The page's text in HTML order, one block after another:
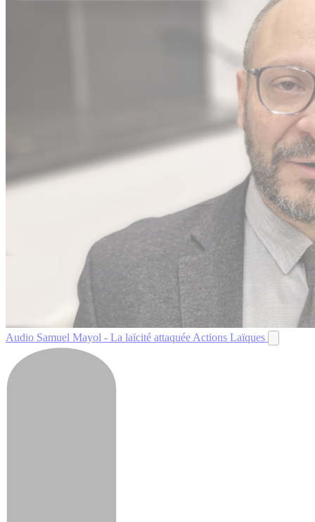
Audio Samuel Mayol - La laïcité attaquéeActions Laïques